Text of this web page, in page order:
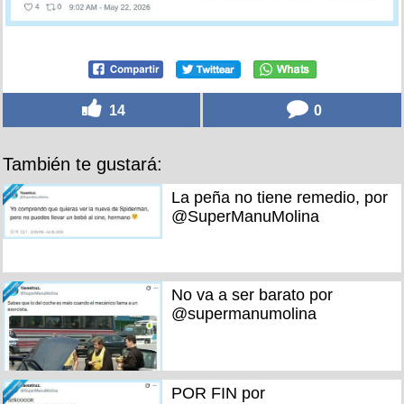
14 0
También te gustará:
La peña no tiene remedio, por
@SuperManuMolina
No va a ser barato por
@supermanumolina
POR FIN por